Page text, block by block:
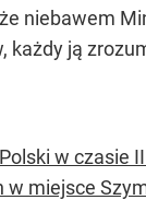
niebawem
ją
w czasie
miejsce